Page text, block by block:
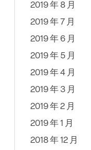
2019 年 8 月
2019 年 7 月
2019 年 6 月
2019 年 5 月
2019 年 4 月
2019 年 3 月
2019 年 2 月
2019 年 1 月
2018 年 12 月